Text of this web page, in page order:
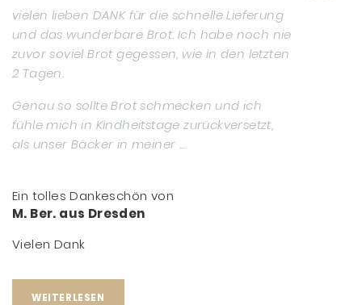
vielen lieben DANK für die schnelle Lieferung
und das wunderbare Brot. Ich habe noch nie
zuvor soviel Brot gegessen, wie in den letzten
2 Tagen.
Genau so sollte Brot schmecken und ich
fühle mich in Kindheitstage zurückversetzt,
als unser Bäcker in meiner ...
Ein tolles Dankeschön von
M. Ber. aus Dresden
Vielen Dank
WEITERLESEN